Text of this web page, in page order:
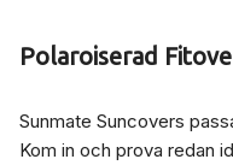
Polaroiserad
Sunmate Suncovers
Kom in och prova redan